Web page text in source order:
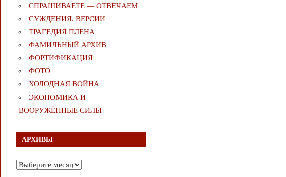
СПРАШИВАЕТЕ — ОТВЕЧАЕМ
СУЖДЕНИЯ. ВЕРСИИ
ТРАГЕДИЯ ПЛЕНА
ФАМИЛЬНЫЙ АРХИВ
ФОРТИФИКАЦИЯ
ФОТО
ХОЛОДНАЯ ВОЙНА
ЭКОНОМИКА И
ВООРУЖЁННЫЕ СИЛЫ
АРХИВЫ
Архивы